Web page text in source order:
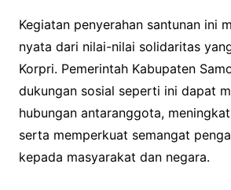
Kegiatan penyerahan santunan ini
nyata dari nilai-nilai solidaritas
Korpri. Pemerintah Kabupaten
dukungan sosial seperti ini dapat
hubungan antaranggota,
serta memperkuat semangat
kepada masyarakat dan negara.